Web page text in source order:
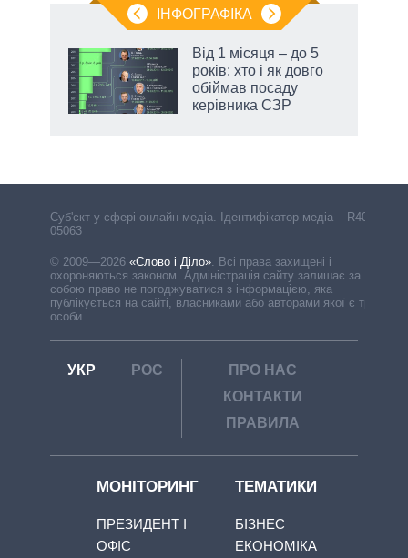
ІНФОГРАФІКА
Від 1 місяця – до 5
років: хто і як довго
обіймав посаду
керівника СЗР
Cуб'єкт у сфері онлайн-медіа. Ідентифікатор медіа – R40-
05063
© 2009—2026 «Слово і Діло»
Всі права захищені і
охороняються законом. Адміністрація сайту залишає за
собою право не погоджуватися з інформацією, яка
публікується на сайті, власниками або авторами якої є треті
особи.
УКР РОС
ПРО НАС
КОНТАКТИ
ПРАВИЛА
МОНІТОРИНГ
ПРЕЗИДЕНТ І
ОФІС
ТЕМАТИКИ
БІЗНЕС
ЕКОНОМІКА